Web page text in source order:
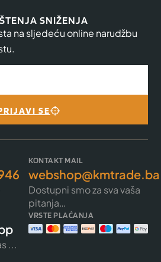
SNIŽENJA
na sljedeću online narudžbu
SE
KONTAKT MAIL
webshop@kmtrade.ba
Dostupni smo za sva vaša
pitanja…
...
VRSTE PLAĆANJA